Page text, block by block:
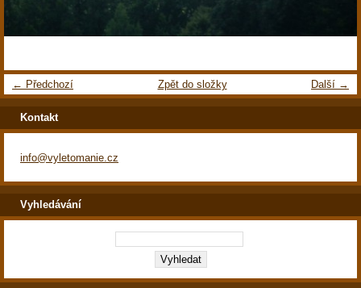
← Předchozí Další →
Zpět do složky
Kontakt
info@vyletomanie.cz
Vyhledávání